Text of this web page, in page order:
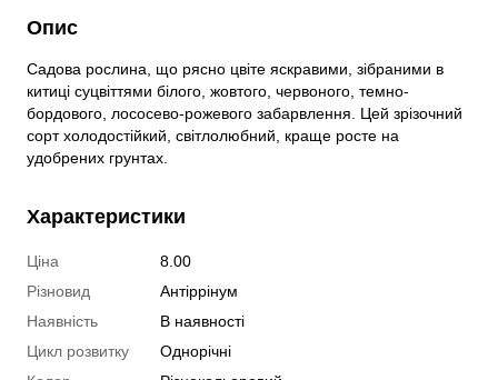
Опис
Садова рослина, що рясно цвіте яскравими, зібраними в
китиці суцвіттями білого, жовтого, червоного, темно-
бордового, лососево-рожевого забарвлення. Цей зрізочний
сорт холодостійкий, світлолюбний, краще росте на
удобрених грунтах.
Характеристики
Ціна
8.00
Різновид
Антіррінум
Наявність
В наявності
Цикл розвитку
Однорічні